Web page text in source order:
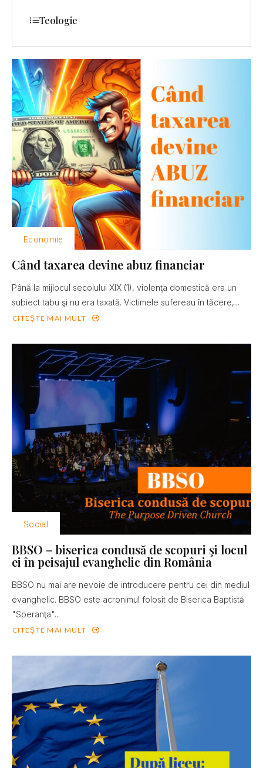
Economie
Când taxarea devine abuz financiar
Până la mijlocul secolului XIX (1), violenţa domestică era un
subiect tabu şi nu era taxată. Victimele sufereau în tăcere,...
CITEȘTE MAI MULT
Social
BBSO – biserica condusă de scopuri şi locul
ei în peisajul evanghelic din România
BBSO nu mai are nevoie de introducere pentru cei din mediul
evanghelic. BBSO este acronimul folosit de Biserica Baptistă
"Speranţa"...
CITEȘTE MAI MULT
Teologie